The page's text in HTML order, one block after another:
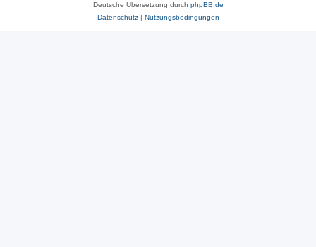
Deutsche Übersetzung durch phpBB.de
Datenschutz| Nutzungsbedingungen